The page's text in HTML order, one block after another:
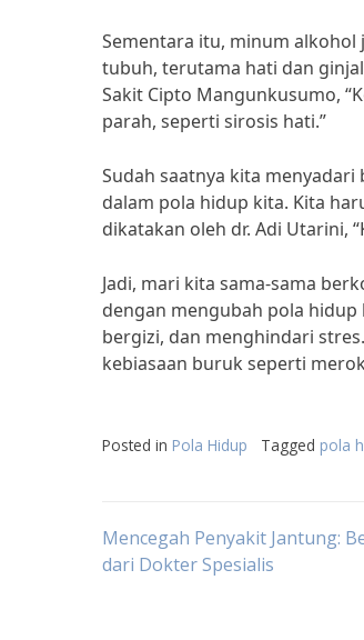
Sementara itu, minum
tubuh, terutama hati dan
Sakit Cipto Mangunkusumo,
parah, seperti sirosis hati.”
Sudah saatnya kita
dalam pola hidup kita. Kita
dikatakan oleh dr. Adi Utarini,
Jadi, mari kita sama-sama
dengan mengubah pola
bergizi, dan menghindari
kebiasaan buruk seperti
Posted in Pola Hidup Tagged pola
Post
Mencegah Penyakit Jantung:
dari Dokter Spesialis